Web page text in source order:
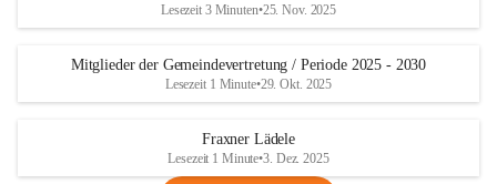
Lesezeit 3 Minuten•25. Nov. 2025
Mitglieder der Gemeindevertretung / Periode 2025 - 2030
Lesezeit 1 Minute•29. Okt. 2025
Fraxner Lädele
Lesezeit 1 Minute•3. Dez. 2025